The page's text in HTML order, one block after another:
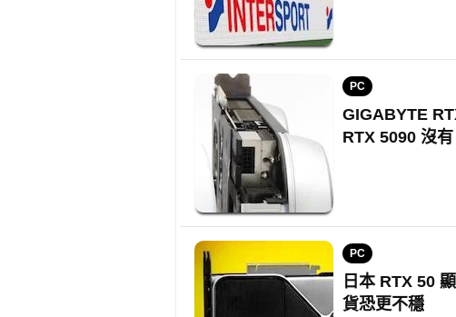
PC
GIGABYTE
RTX 5090 沒有
PC
日本 RTX 50
貨恐更不穩